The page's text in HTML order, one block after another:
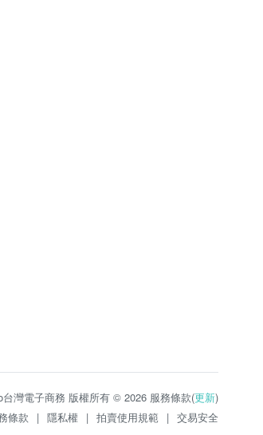
台灣電子商務 版權所有 © 2026 服務條款(更新)
條款
| 隱私權 | 拍賣使用規範 | 交易安全